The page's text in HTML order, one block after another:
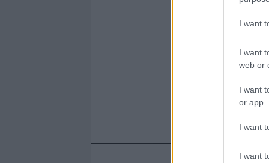
I want
I want
web or
I want
or app.
I want
I want